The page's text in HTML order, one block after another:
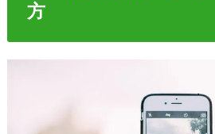
方